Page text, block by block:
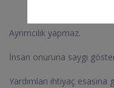
Ayrımcılık yapmaz.
İnsan onuruna saygı
Yardımları ihtiyaç esasına